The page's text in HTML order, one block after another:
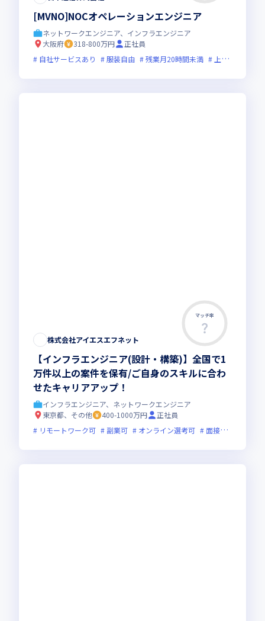
[MVNO]NOCオペレーションエンジニア
ネットワークエンジニア、インフラエンジニア
大阪府
318-800万円
正社員
自社サービスあり
服装自由 残業月20時間未満 上場企業
マッチ率
株式会社アイエスエフネット
【インフラエンジニア(設計・構築)】全国で1
万件以上の案件を保有/ご自身のスキルに合わ
せたキャリアアップ！
インフラエンジニア、ネットワークエンジニア
東京都、その他
400-1000万円
正社員
リモートワーク可
副業可 オンライン選考可 面接1回